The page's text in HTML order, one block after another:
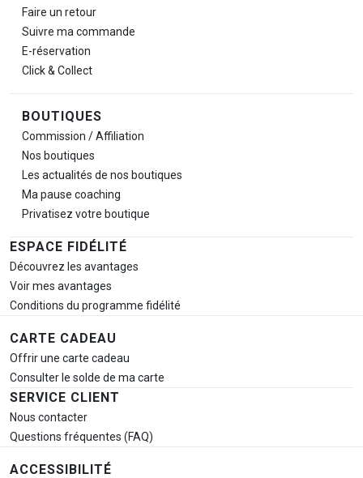
Faire un retour
Suivre ma commande
E-réservation
Click & Collect
BOUTIQUES
Commission / Affiliation
Nos boutiques
Les actualités de nos boutiques
Ma pause coaching
Privatisez votre boutique
ESPACE FIDÉLITÉ
Découvrez les avantages
Voir mes avantages
Conditions du programme fidélité
CARTE CADEAU
Offrir une carte cadeau
Consulter le solde de ma carte
SERVICE CLIENT
Nous contacter
Questions fréquentes (FAQ)
ACCESSIBILITÉ